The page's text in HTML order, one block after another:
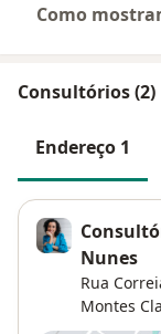
Como
Consultórios (2)
Endereço 1
Nunes
Rua
Montes